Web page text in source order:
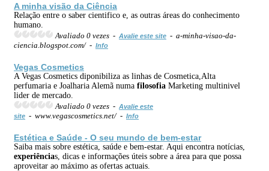
A minha visão da Ciência
Relação entre o saber cientifico e, as outras áreas do conhecimento
humano.
Avaliado 0 vezes - Avalie este site - a-minha-visao-da-
ciencia.blogspot.com/ - Info
Vegas Cosmetics
A Vegas Cosmetics diponibiliza as linhas de Cosmetica,Alta
perfumaria e Joalharia Alemã numa filosofia Marketing multinivel
lider de mercado.
Avaliado 0 vezes - Avalie este
site - www.vegascosmetics.net/ - Info
Estética e Saúde - O seu mundo de bem-estar
Saiba mais sobre estética, saúde e bem-estar. Aqui encontra notícias,
experiências, dicas e informações úteis sobre a área para que possa
aproveitar ao máximo as ofertas actuais.